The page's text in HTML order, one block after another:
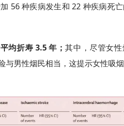
56 种疾病发生和 22 种疾病死
均折寿 3.5 年； 其中，尽管女
与男性烟民相当，这提示女性吸